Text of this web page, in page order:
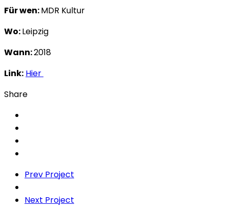
Für wen:MDR Kultur
Wo:Leipzig
Wann:2018
Link: Hier
Share
Prev Project
Next Project